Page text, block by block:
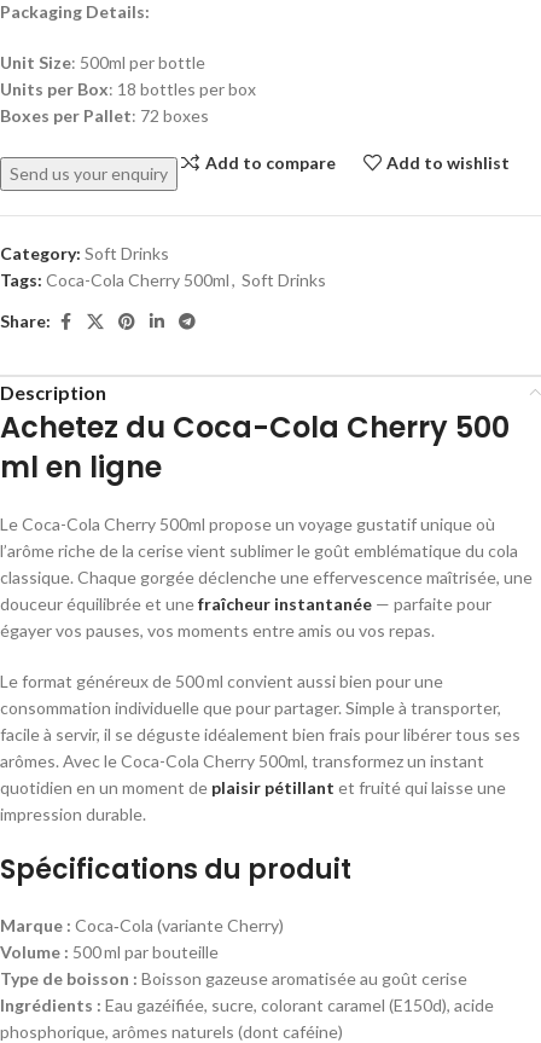
Packaging Details:
Unit Size: 500ml per bottle
Units per Box: 18 bottles per box
Boxes per Pallet: 72 boxes
Send us your enquiry
Add to compare Add to wishlist
Category: Soft Drinks
Tags: Coca-Cola Cherry 500ml, Soft Drinks
Share:
Description
Achetez du Coca-Cola Cherry 500
ml en ligne
LeCoca-Cola Cherry 500ml propose un voyage gustatif unique où
l’arôme riche de la cerise vient sublimer le goût emblématique du cola
classique. Chaque gorgée déclenche une effervescence maîtrisée, une
douceur équilibrée et unefraîcheur instantanée — parfaite pour
égayer vos pauses, vos moments entre amis ou vos repas.
Le format généreux de 500 ml convient aussi bien pour une
consommation individuelle que pour partager. Simple à transporter,
facile à servir, il se déguste idéalement bien frais pour libérer tous ses
arômes. Avec leCoca-Cola Cherry 500ml, transformez un instant
quotidien en un moment de plaisir pétillant et fruité qui laisse une
impression durable.
Spécifications du produit
Marque : Coca‑Cola (variante Cherry)
Volume : 500 ml par bouteille
Type de boisson : Boisson gazeuse aromatisée au goût cerise
Ingrédients : Eau gazéifiée, sucre, colorant caramel (E150d), acide
phosphorique, arômes naturels (dont caféine)